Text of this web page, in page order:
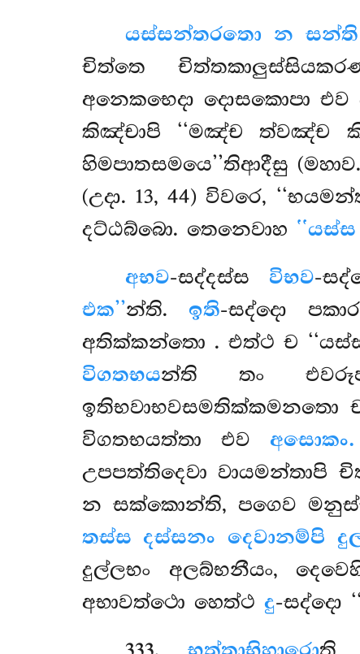
යස්සන්තරතො න සන්ති
චිත්තෙ
අනෙකභෙදා දොසකොපා
කිඤ්චාපි ‘‘මඤ්ච ත්වඤ්ච
හිමපාතසමයෙ’’තිආදීසු
(උදා. 13, 44) විවරෙ,
දට්ඨබ්බො. තෙනෙවාහ
අභව-සද්දස්ස විභව-
එක’’න්ති. ඉති-සද්දො
අතික්කන්තො . එත්ථ ච
විගතභයන්ති තං එවරූපං
ඉතිභවාභවසමතික්කමනතො
විගතභයත්තා එව
උපපත්තිදෙවා
න සක්කොන්ති, පගෙව
තස්ස දස්සනං දෙවානම්පි
දුල්ලභං අලබ්භනීයං,
අභාවත්ථො හෙත්ථ දු-සද්දො